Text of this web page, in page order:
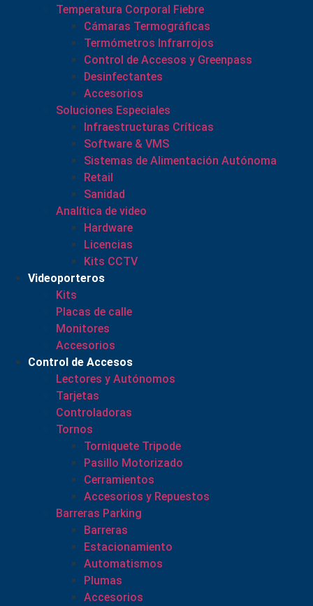
Temperatura Corporal Fiebre
Cámaras Termográficas
Termómetros Infrarrojos
Control de Accesos y Greenpass
Desinfectantes
Accesorios
Soluciones Especiales
Infraestructuras Críticas
Software & VMS
Sistemas de Alimentación Autónoma
Retail
Sanidad
Analítica de video
Hardware
Licencias
Kits CCTV
Videoporteros
Kits
Placas de calle
Monitores
Accesorios
Control de Accesos
Lectores y Autónomos
Tarjetas
Controladoras
Tornos
Torniquete Tripode
Pasillo Motorizado
Cerramientos
Accesorios y Repuestos
Barreras Parking
Barreras
Estacionamiento
Automatismos
Plumas
Accesorios